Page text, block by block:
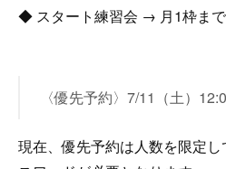
◆ スタート練習会 → 月1枠まで
〈優先予約〉7/11（土）
現在、優先予約は人数を限定